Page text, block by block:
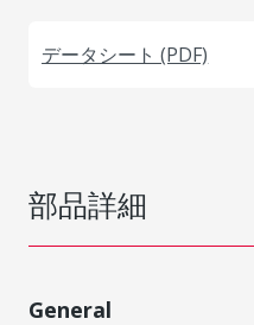
データシート (PDF)
部品詳細
General